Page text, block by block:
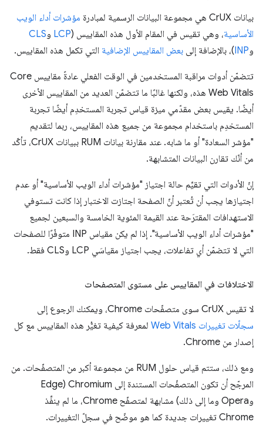
بيانات CrUX هي مجموعة البيانات الرسمية لمبادرة
مؤشرات أداء الويب
الأساسية، وهي تقيس في المقام الأول هذه المقاييس (LCP وCLS
وINP)، بالإضافة إلى بعض المقاييس الإضافية التي تكمل هذه المقاييس.
تتضمّن أدوات مراقبة المستخدمين في الوقت الفعلي عادةً مقاييس Core
Web Vitals هذه، ولكنها غالبًا ما تتضمّن العديد من المقاييس الأخرى
أيضًا. يقيس بعض مقدّمي ميزة قياس تجربة المستخدِم أيضًا تجربة
المستخدِم باستخدام مجموعة من جميع هذه المقاييس، ربما لتقديم
"مؤشر السعادة" أو ما شابه. عند مقارنة بيانات RUM ببيانات CrUX، تأكّد
من أنّك تقارن البيانات المتشابهة.
إنّ الأدوات التي تقيِّم حالة اجتياز "مؤشرات أداء الويب الأساسية" أو عدم
اجتيازها يجب أن تُعتبر أنّ الصفحة اجتازت الاختبار إذا كانت تستوفي
الاستهدافات المقترَحة عند القيمة المئوية الخامسة والسبعين لجميع
"مؤشرات أداء الويب الأساسية". إذا لم يكن مقياس INP متوفّرًا للصفحات
التي لا تتضمّن أي تفاعلات، يجب اجتياز مقياسَي LCP وCLS فقط.
الاختلافات في المقاييس على مستوى المتصفحات
لا تقيس CrUX سوى متصفّحات Chrome، ويمكنك الرجوع إلى
سجلّات تغييرات Web Vitals
لمعرفة كيفية تغيُّر هذه المقاييس مع كل
إصدار من Chrome.
ومع ذلك، ستتم قياس حلول RUM من مجموعة أكبر من المتصفّحات. من
المرجّح أن تكون المتصفّحات المستندة إلى Chromium (Edge
وOpera وما إلى ذلك) مشابهة لمتصفّح Chrome، ما لم ينفِّذ
Chrome تغييرات جديدة كما هو موضّح في سجلّ التغييرات.